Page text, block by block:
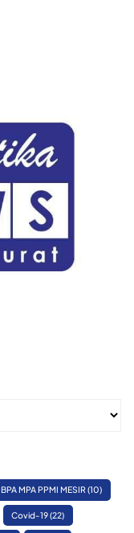
BPA MPA PPMI MESIR(10)
Covid-19(22)